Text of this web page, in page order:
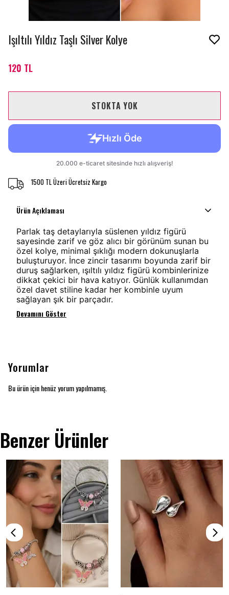
Işıltılı Yıldız Taşlı Silver Kolye
120 TL
STOKTA YOK
1500 TL Üzeri Ücretsiz Kargo
Ürün Açıklaması
Parlak taş detaylarıyla süslenen yıldız figürü
sayesinde zarif ve göz alıcı bir görünüm sunan bu
özel kolye, minimal şıklığı modern dokunuşlarla
buluşturuyor. İnce zincir tasarımı boyunda zarif bir
duruş sağlarken, ışıltılı yıldız figürü kombinlerinize
dikkat çekici bir hava katıyor. Günlük kullanımdan
özel davet stiline kadar her kombinle uyum
sağlayan şık bir parçadır.
Devamını Göster
Yorumlar
Bu ürün için henüz yorum yapılmamış.
Benzer Ürünler